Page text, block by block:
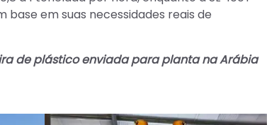
em suas necessidades reais de
de plástico enviada para planta na Arábia